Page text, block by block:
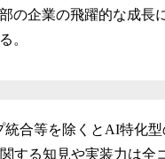
の企業の飛躍的な成長
。
合等を除くとAI特化
する知見や実装力は全